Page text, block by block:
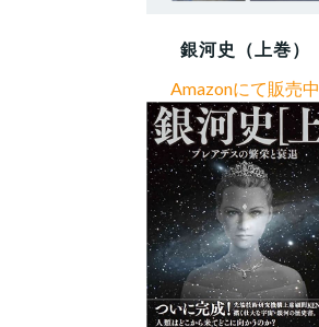
銀河史（上巻）
Amazonにて販売中